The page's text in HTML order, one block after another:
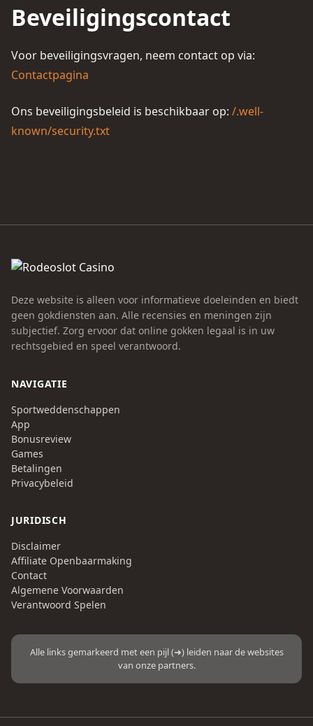
Beveiligingscontact
Voor beveiligingsvragen, neem contact op via:
Contactpagina
Ons beveiligingsbeleid is beschikbaar op: /.well-
known/security.txt
Deze website is alleen voor informatieve doeleinden en biedt
geen gokdiensten aan. Alle recensies en meningen zijn
subjectief. Zorg ervoor dat online gokken legaal is in uw
rechtsgebied en speel verantwoord.
NAVIGATIE
Sportweddenschappen
App
Bonusreview
Games
Betalingen
Privacybeleid
JURIDISCH
Disclaimer
Affiliate Openbaarmaking
Contact
Algemene Voorwaarden
Verantwoord Spelen
Alle links gemarkeerd met een pijl (➜) leiden naar de websites
van onze partners.